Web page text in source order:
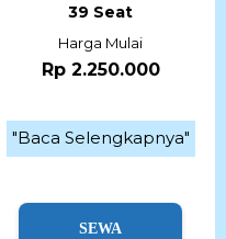
39 Seat
Harga Mulai
Rp 2.250.000
"Baca Selengkapnya"
SEWA